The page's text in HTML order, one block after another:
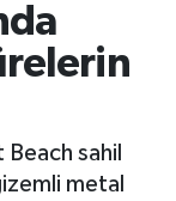
sahil
metal